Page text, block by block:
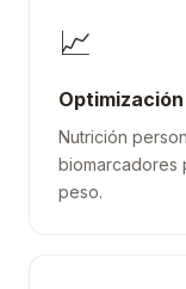
📈
Nutrición
biomarcadores
peso.